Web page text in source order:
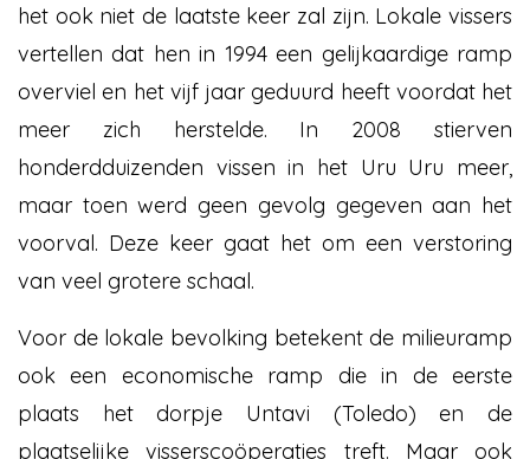
het ook niet de laatste keer zal zijn. Lokale vissers
vertellen dat hen in 1994 een gelijkaardige ramp
overviel en het vijf jaar geduurd heeft voordat het
meer zich herstelde. In 2008 stierven
honderdduizenden vissen in het Uru Uru meer,
maar toen werd geen gevolg gegeven aan het
voorval. Deze keer gaat het om een verstoring
van veel grotere schaal.
Voor de lokale bevolking betekent de milieuramp
ook een economische ramp die in de eerste
plaats het dorpje Untavi (Toledo) en de
plaatselijke visserscoöperaties treft. Maar ook